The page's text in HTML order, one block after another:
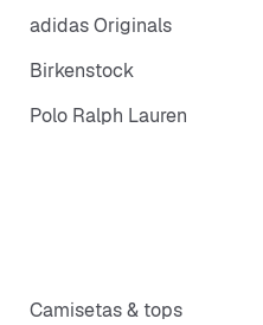
adidas Originals
Birkenstock
Polo Ralph Lauren
Camisetas & tops